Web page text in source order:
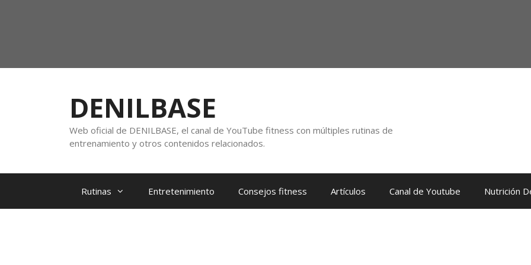
DENILBASE
Web oficial de DENILBASE, el canal de YouTube fitness con múltiples rutinas de
entrenamiento y otros contenidos relacionados.
Rutinas Entretenimiento Consejos fitness Artículos Canal de Youtube Nutrición